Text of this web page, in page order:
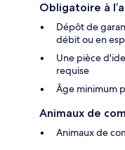
Obligatoire à
Dépôt de
débit ou en
Une pièce
requise
Âge minimum
Animaux de
Animaux de